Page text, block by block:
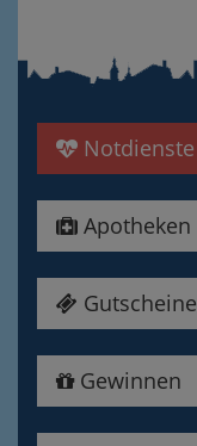
Notdienste
Apotheken
Gutscheine
Gewinnen